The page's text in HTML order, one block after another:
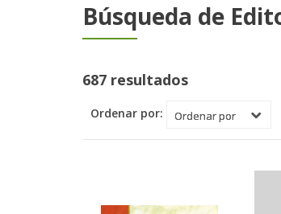
Búsqueda de
687 resultados
Ordenar por: